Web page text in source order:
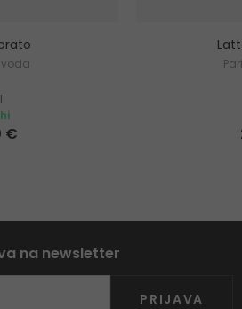
voda
€
na newsletter
PRIJAVA